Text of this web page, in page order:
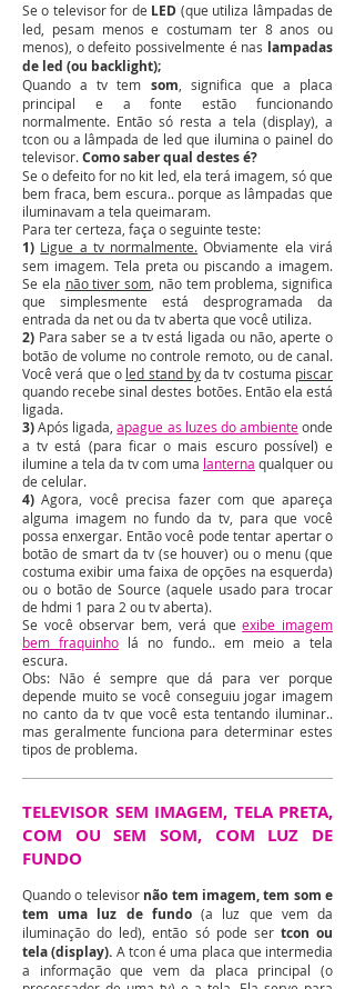
Se o televisor for de LED (que utiliza lâmpadas de
led, pesam menos e costumam ter 8 anos ou
menos), o defeito possivelmente é nas lampadas
de led (ou backlight);
Quando a tv tem som , significa que a placa
principal e a fonte estão funcionando
normalmente. Então só resta a tela (display), a
tcon ou a lâmpada de led que ilumina o painel do
televisor.Como saber qual destes é?
Se o defeito for no kit led, ela terá imagem, só que
bem fraca, bem escura.. porque as lâmpadas que
iluminavam a tela queimaram.
Para ter certeza, faça o seguinte teste:
1) Ligue a tv normalmente. Obviamente ela virá
sem imagem. Tela preta ou piscando a imagem.
Se ela não tiver som , não tem problema, significa
que simplesmente está desprogramada da
entrada da net ou da tv aberta que você utiliza.
2) Para saber se a tv está ligada ou não, aperte o
botão de volume no controle remoto, ou de canal.
Você verá que o led stand byda tv costuma piscar
quando recebe sinal destes botões. Então ela está
ligada.
3)Após ligada,apague as luzes do ambienteonde
a tv está (para ficar o mais escuro possível) e
ilumine a tela da tv com uma lanterna qualquer ou
de celular.
4) Agora, você precisa fazer com que apareça
alguma imagem no fundo da tv, para que você
possa enxergar. Então você pode tentar apertar o
botão de smart da tv (se houver) ou o menu (que
costuma exibir uma faixa de opções na esquerda)
ou o botão de Source (aquele usado para trocar
de hdmi 1 para 2 ou tv aberta).
Se você observar bem, verá queexibe imagem
bem fraquinho lá no fundo.. em meio a tela
escura.
Obs: Não é sempre que dá para ver porque
depende muito se você conseguiu jogar imagem
no canto da tv que você esta tentando iluminar..
mas geralmente funciona para determinar estes
tipos de problema.
TELEVISOR SEM IMAGEM, TELA PRETA,
COM OU SEM SOM, COM LUZ DE
FUNDO
Quando o televisor não tem imagem, tem som e
tem uma luz de fundo(a luz que vem da
iluminação do led), então só pode ser tcon ou
tela (display). A tcon é uma placa que intermedia
a informação que vem da placa principal (o